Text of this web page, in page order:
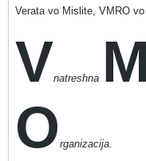
Verata vo Mislite, VMRO
Vnatreshna M
O rganizacija.